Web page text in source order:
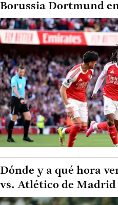
Borussia Dortmund
Dónde y a qué hora
vs. Atlético de